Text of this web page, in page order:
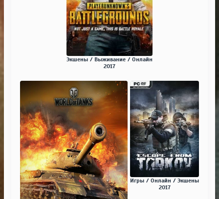
Экшены / Выживание / Онлайн
2017
Игры / Онлайн / Экшены
2017